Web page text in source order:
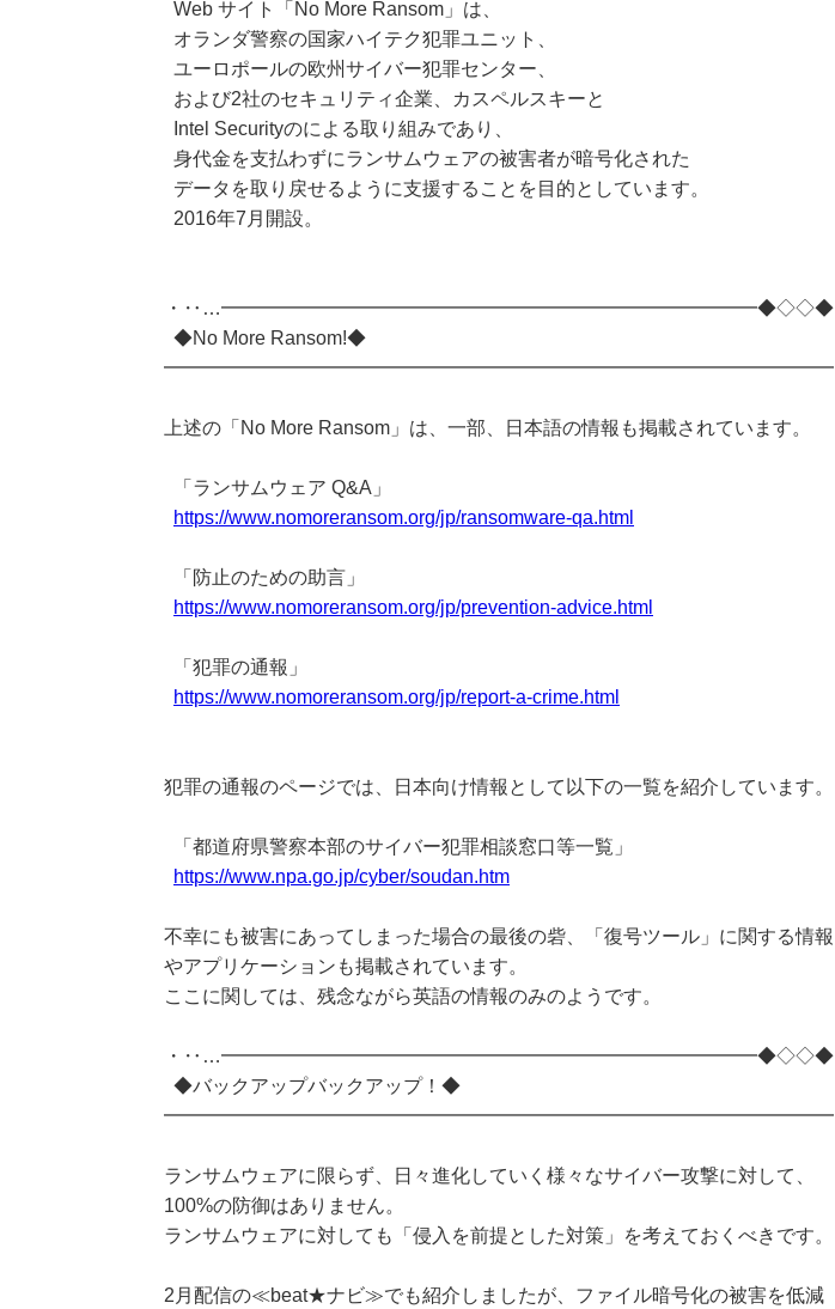
Web サイト「No More Ransom」は、
オランダ警察の国家ハイテク犯罪ユニット、
ユーロポールの欧州サイバー犯罪センター、
および2社のセキュリティ企業、カスペルスキーと
Intel Securityのによる取り組みであり、
身代金を支払わずにランサムウェアの被害者が暗号化された
データを取り戻せるように支援することを目的としています。
2016年7月開設。
・‥…━━━━━━━━━━━━━━━━━━━━━━━━━━━━◆◇◇◆
◆No More Ransom!◆
━━━━━━━━━━━━━━━━━━━━━━━━━━━━━━━━━━━
上述の「No More Ransom」は、一部、日本語の情報も掲載されています。
「ランサムウェア Q&A」
https://www.nomoreransom.org/jp/ransomware-qa.html
「防止のための助言」
https://www.nomoreransom.org/jp/prevention-advice.html
「犯罪の通報」
https://www.nomoreransom.org/jp/report-a-crime.html
犯罪の通報のページでは、日本向け情報として以下の一覧を紹介しています。
「都道府県警察本部のサイバー犯罪相談窓口等一覧」
https://www.npa.go.jp/cyber/soudan.htm
不幸にも被害にあってしまった場合の最後の砦、「復号ツール」に関する情報
やアプリケーションも掲載されています。
ここに関しては、残念ながら英語の情報のみのようです。
・‥…━━━━━━━━━━━━━━━━━━━━━━━━━━━━◆◇◇◆
◆バックアップバックアップ！◆
━━━━━━━━━━━━━━━━━━━━━━━━━━━━━━━━━━━
ランサムウェアに限らず、日々進化していく様々なサイバー攻撃に対して、
100%の防御はありません。
ランサムウェアに対しても「侵入を前提とした対策」を考えておくべきです。
2月配信の≪beat★ナビ≫でも紹介しましたが、ファイル暗号化の被害を低減